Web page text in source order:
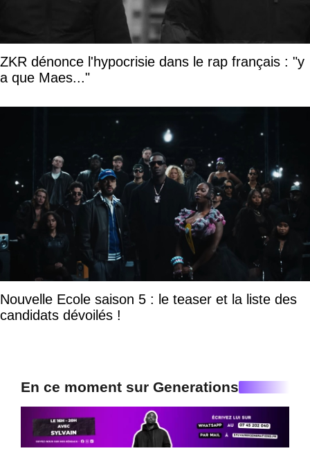
ZKR dénonce l'hypocrisie dans le rap français : "y
a que Maes..."
Nouvelle Ecole saison 5 : le teaser et la liste des
candidats dévoilés !
En ce moment sur Generations